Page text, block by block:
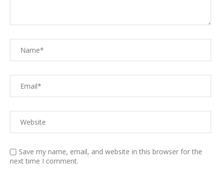
Save my name, email, and website in this browser for the
next time I comment.